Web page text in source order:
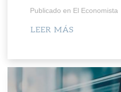
Publicado en El Economista
LEER MÁS